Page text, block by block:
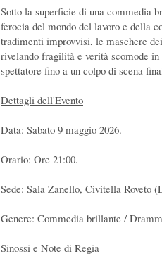
Sotto la superficie di una commedia
ferocia del mondo del lavoro e della
tradimenti improvvisi, le maschere
rivelando fragilità e verità scomode
spettatore fino a un colpo di scena
Dettagli dell'Evento
Data: Sabato 9 maggio 2026.
Orario: Ore 21:00.
Sede: Sala Zanello, Civitella Roveto
Genere: Commedia brillante /
Sinossi e Note di Regia